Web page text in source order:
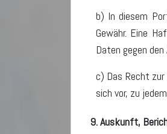
b) In diesem
Gewähr. Eine
Daten gegen
c) Das Recht
sich vor, zu
9. Auskunft,